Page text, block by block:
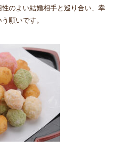
のよい結婚相手と巡り合い、幸
願いです。